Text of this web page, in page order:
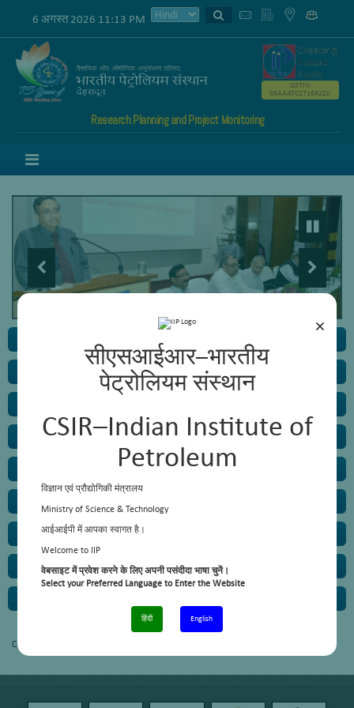
×
सीएसआईआर–भारतीय
पेट्रोलियम संस्थान
CSIR–Indian Institute of
Petroleum
विज्ञान एवं प्रौद्योगिकी मंत्रालय
Ministry of Science & Technology
आईआईपी में आपका स्वागत है।
Welcome to IIP
वेबसाइट में प्रवेश करने के लिए अपनी पसंदीदा भाषा चुनें।
Select your Preferred Language to Enter the Website
हिंदी English
6 अगस्त 2026 11:13 PM
Research Planning and Project Monitoring
GSTIN
05AAATC2716R2ZK
Skill Development
Sophisticated Instrumentation Facilities
Eco Campus Initiative
Content not available.